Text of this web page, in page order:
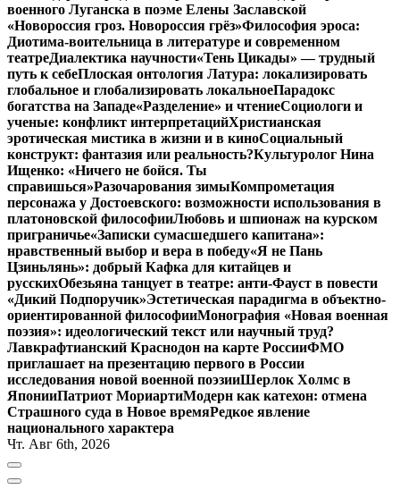
военного Луганска в поэме Елены Заславской
«Новороссия гроз. Новороссия грёз»Философия эроса:
Диотима-воительница в литературе и современном
театреДиалектика научности«Тень Цикады» — трудный
путь к себеПлоская онтология Латура: локализировать
глобальное и глобализировать локальноеПарадокс
богатства на Западе«Разделение» и чтениеСоциологи и
ученые: конфликт интерпретацийХристианская
эротическая мистика в жизни и в киноСоциальный
конструкт: фантазия или реальность?Культуролог Нина
Ищенко: «Ничего не бойся. Ты
справишься»Разочарования зимыКомпрометация
персонажа у Достоевского: возможности использования в
платоновской философииЛюбовь и шпионаж на курском
приграничье«Записки сумасшедшего капитана»:
нравственный выбор и вера в победу«Я не Пань
Цзиньлянь»: добрый Кафка для китайцев и
русскихОбезьяна танцует в театре: анти-Фауст в повести
«Дикий Подпоручик»Эстетическая парадигма в объектно-
ориентированной философииМонография «Новая военная
поэзия»: идеологический текст или научный труд?
Лавкрафтианский Краснодон на карте РоссииФМО
приглашает на презентацию первого в России
исследования новой военной поэзииШерлок Холмс в
ЯпонииПатриот МориартиМодерн как катехон: отмена
Страшного суда в Новое времяРедкое явление
национального характера
Чт. Авг 6th, 2026